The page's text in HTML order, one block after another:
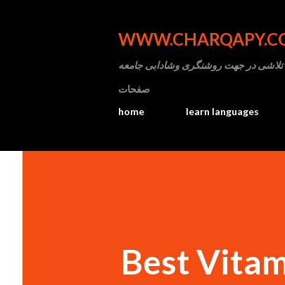
تلاشی در جهت روشنگری وشادابی جامعه
صفحات
home
learn languages
Best